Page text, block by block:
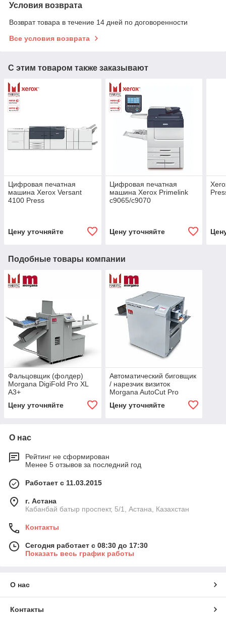
Условия возврата
Возврат товара в течение 14 дней по договоренности
Все условия возврата
С этим товаром также заказывают
Цифровая печатная
машина Xerox Versant
4100 Press
Цену уточняйте
Цифровая печатная
машина Xerox Primelink
c9065/c9070
Цену уточняйте
Подобные товары компании
Фальцовщик (фолдер)
Morgana DigiFold Pro XL
А3+
Цену уточняйте
Автоматический биговщик
/ нарезчик визиток
Morgana AutoCut Pro
Цену уточняйте
О нас
Рейтинг не сформирован
Менее 5 отзывов за последний год
Работает с 11.03.2015
г. Астана
Кабанбай батыр проспект, 5/1, Астана, Казахстан
Контакты
Сегодня работает с 08:30 до 17:30
Показать весь график работы
О нас
Контакты